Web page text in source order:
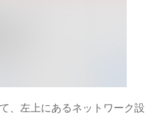
、左上にあるネットワーク設